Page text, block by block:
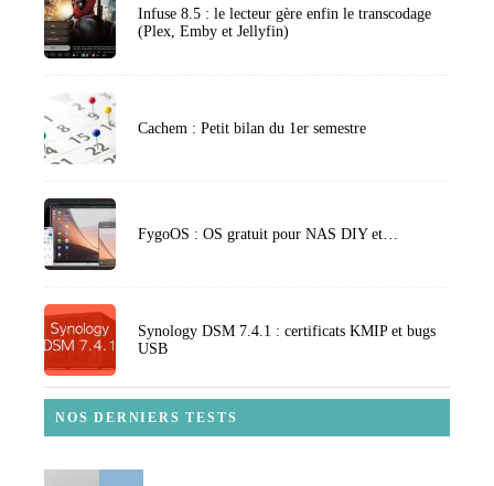
Infuse 8.5 : le lecteur gère enfin le transcodage
(Plex, Emby et Jellyfin)
Cachem : Petit bilan du 1er semestre
FygoOS : OS gratuit pour NAS DIY et…
Synology DSM 7.4.1 : certificats KMIP et bugs
USB
NOS DERNIERS TESTS